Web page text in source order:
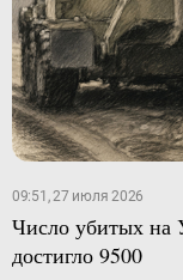
09:51, 27 июля 2026
Число убитых на
достигло 9500